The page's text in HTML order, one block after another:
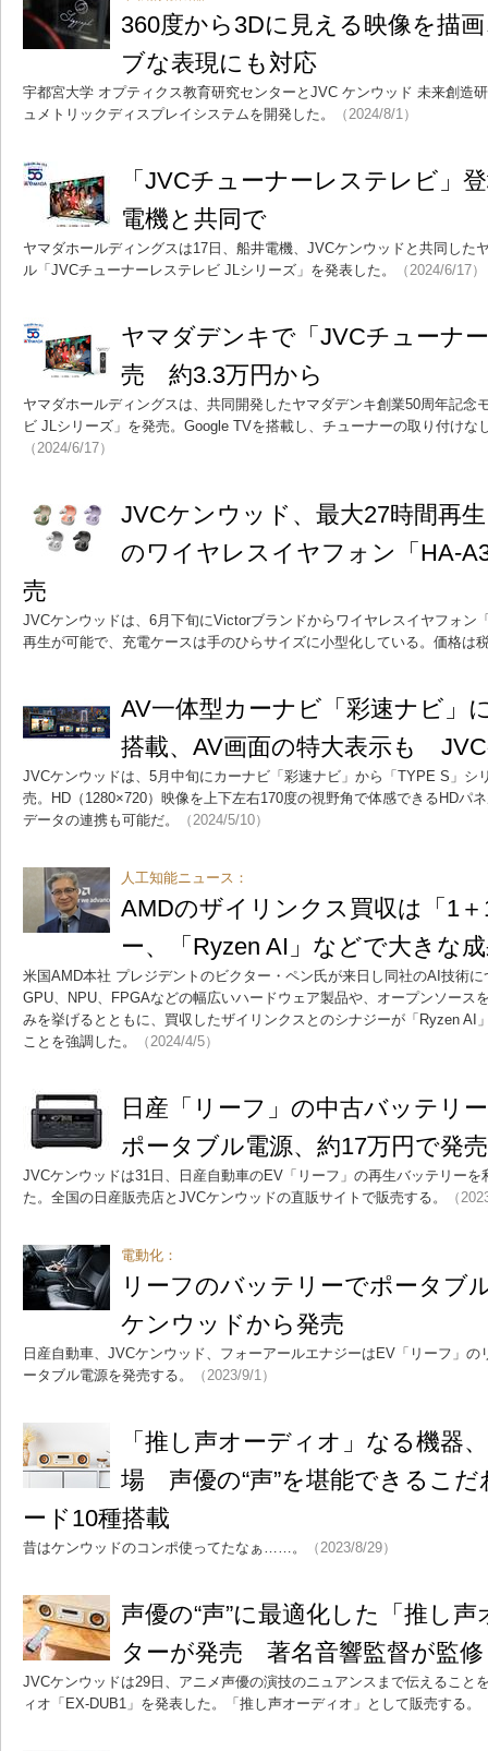
360度から3Dに見える映像を描
ブな表現にも対応
宇都宮大学 オプティクス教育研究センターとJVC ケンウッド 未来創造
ュメトリックディスプレイシステムを開発した。
（2024/8/1）
「JVCチューナーレステレビ」
電機と共同で
ヤマダホールディングスは17日、船井電機、JVCケンウッドと共同した
ル「JVCチューナーレステレビ JLシリーズ」を発表した。
（2024/6/17）
ヤマダデンキで「JVCチューナ
売 約3.3万円から
ヤマダホールディングスは、共同開発したヤマダデンキ創業50周年記念
ビ JLシリーズ」を発売。Google TVを搭載し、チューナーの取り付けな
（2024/6/17）
JVCケンウッド、最大27時間再
のワイヤレスイヤフォン「HA-
売
JVCケンウッドは、6月下旬にVictorブランドからワイヤレスイヤフォン
再生が可能で、充電ケースは手のひらサイズに小型化している。価格は
AV一体型カーナビ「彩速ナビ
搭載、AV画面の特大表示も
JVCケンウッドは、5月中旬にカーナビ「彩速ナビ」から「TYPE S」シ
売。HD（1280×720）映像を上下左右170度の視野角で体感できるHDパ
データの連携も可能だ。
（2024/5/10）
人工知能ニュース：
AMDのザイリンクス買収は「1
ー、「Ryzen AI」などで大きな
米国AMD本社 プレジデントのビクター・ペン氏が来日し同社のAI技術
GPU、NPU、FPGAなどの幅広いハードウェア製品や、オープンソース
みを挙げるとともに、買収したザイリンクスとのシナジーが「Ryzen AI
ことを強調した。
（2024/4/5）
日産「リーフ」の中古バッテリ
ポータブル電源、約17万円で発売
JVCケンウッドは31日、日産自動車のEV「リーフ」の再生バッテリー
た。全国の日産販売店とJVCケンウッドの直販サイトで販売する。
（
電動化：
リーフのバッテリーでポータブ
ケンウッドから発売
日産自動車、JVCケンウッド、フォーアールエナジーはEV「リーフ」
ータブル電源を発売する。
（2023/9/1）
「推し声オーディオ」なる機器
場 声優の“声”を堪能できるこ
ード10種搭載
昔はケンウッドのコンポ使ってたなぁ……。 （2023/8/29）
声優の“声”に最適化した「推し
ターが発売 著名音響監督が監修
JVCケンウッドは29日、アニメ声優の演技のニュアンスまで伝えること
ィオ「EX-DUB1」を発表した。「推し声オーディオ」として販売する。